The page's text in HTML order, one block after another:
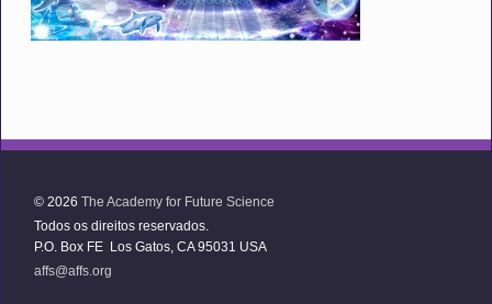
© 2026 The Academy for Future Science
Todos os direitos reservados.
P.O. Box FE Los Gatos, CA 95031 USA
affs@affs.org